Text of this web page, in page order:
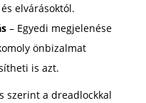
elvárásoktól.
– Egyedi megjelenése
önbizalmat
is azt.
szerint a dreadlockkal